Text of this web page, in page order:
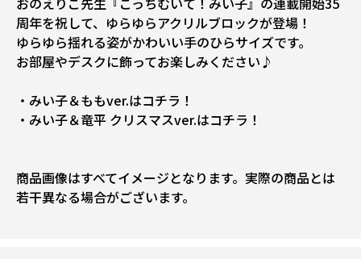
周年を祝して、ゆらゆらアクリルブロックが登場！
ゆらゆら揺れる姿がかわいい手のひらサイズです。
お部屋やデスクに飾ってお楽しみください♪
・みい子＆ももver.はコチラ！
・みい子＆竜平 クリスマスver.はコチラ！
商品画像はすべてイメージとなります。実際の商品とは
若干異なる場合がございます。